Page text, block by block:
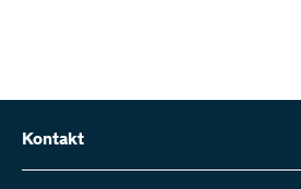
Kontakt
Schweizerischer Nationalfonds (SNF)